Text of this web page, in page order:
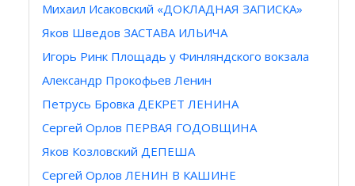
Михаил Исаковский «ДОКЛАДНАЯ ЗАПИСКА»
Яков Шведов ЗАСТАВА ИЛЬИЧА
Игорь Ринк Площадь у Финляндского вокзала
Александр Прокофьев Ленин
Петрусь Бровка ДЕКРЕТ ЛЕНИНА
Сергей Орлов ПЕРВАЯ ГОДОВЩИНА
Яков Козловский ДЕПЕША
Сергей Орлов ЛЕНИН В КАШИНЕ